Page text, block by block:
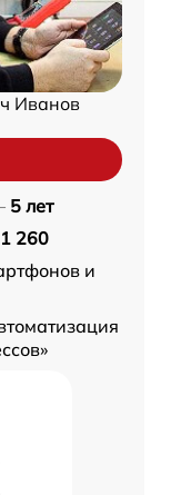
Иванов
5 лет
1 260
и